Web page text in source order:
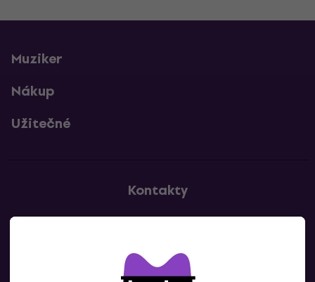
Muziker
Nákup
Užitečné
Kontakty